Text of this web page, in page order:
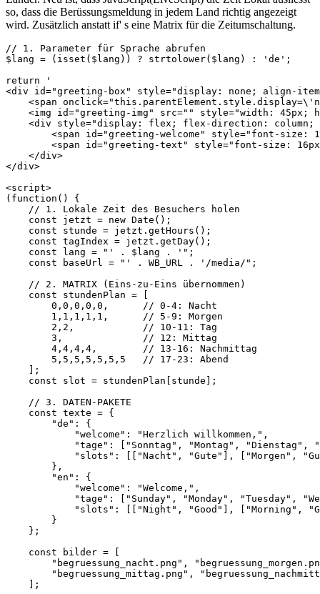
so, dass die Berüssungsmeldung in jedem Land richtig angezeigt
wird. Zusätzlich anstatt if' s eine Matrix für die Zeitumschaltung.
// 1. Parameter für Sprache abrufen
$lang = (isset($lang)) ? strtolower($lang) : 'de';
return '
<div id="greeting-box" style="display: none; align-
<span
<img id="greeting-img" src="" style="width: 45px;
<div style="display: flex; flex-direction: column;
<span id="greeting-welcome" style="font-size:
<span id="greeting-text" style="font-size:
    </div>
</div>
<script>
(function() {
    // 1. Lokale Zeit des Besuchers holen
    const jetzt = new Date();
    const stunde = jetzt.getHours();
    const tagIndex = jetzt.getDay();
    const lang = "' . $lang . '";
    const baseUrl = "' . WB_URL . '/media/";
    // 2. MATRIX (Eins-zu-Eins übernommen)
    const stundenPlan = [
        0,0,0,0,0,      // 0-4: Nacht
        1,1,1,1,1,      // 5-9: Morgen
        2,2,            // 10-11: Tag
        3,              // 12: Mittag
        4,4,4,4,        // 13-16: Nachmittag
        5,5,5,5,5,5,5   // 17-23: Abend
    ];
    const slot = stundenPlan[stunde];
    // 3. DATEN-PAKETE
    const texte = {
        "de": {
            "welcome": "Herzlich willkommen,",
"tage": ["Sonntag", "Montag", "Dienstag",
"slots": [["Nacht", "Gute"], ["Morgen",
        },
        "en": {
            "welcome": "Welcome,",
"tage": ["Sunday", "Monday", "Tuesday",
"slots": [["Night", "Good"], ["Morning",
        }
    };
    const bilder = [
"begruessung_nacht.png",
"begruessung_mittag.png",
    ];